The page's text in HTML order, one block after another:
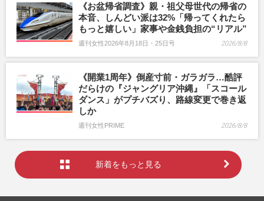
《お盆帰省調査》親・祖父母世代の帰省の
本音、しんどい派は32%「帰ってくれたら
もっと嬉しい」家事や金銭負担の“リアル”
週刊女性2026年8月18日・25日号 2026/8/8
《開業1周年》倒産寸前・ガラガラ…酷評
だらけの『ジャングリア沖縄』「スコール
ダンス」がプチバズり、路線変更で巻き返
しか
週刊女性PRIME 2026/8/8
新着をもっと見る